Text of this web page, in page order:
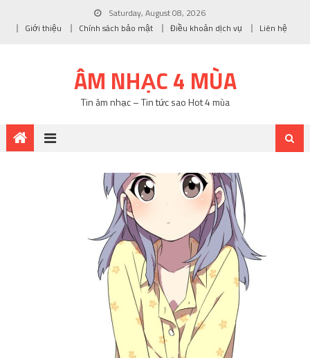
Saturday, August 08, 2026
Giới thiệu
Chính sách bảo mật Điều khoản dịch vụ Liên hệ
ÂM NHẠC 4 MÙA
Tin âm nhạc – Tin tức sao Hot 4 mùa